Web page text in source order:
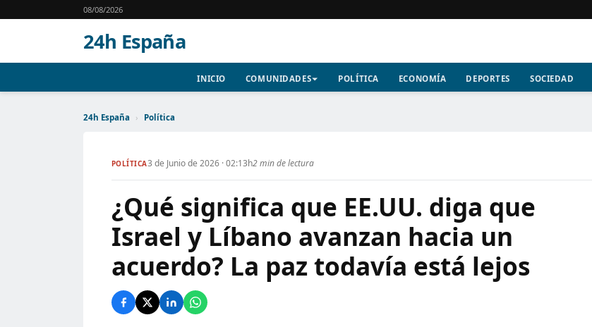
08/08/2026
24h España
INICIO COMUNIDADES POLÍTICA ECONOMÍA DEPORTES SOCIEDAD
24h España › Política
POLÍTICA3 de Junio de 2026 · 02:13h2 min de lectura
¿Qué significa que EE.UU. diga que
Israel y Líbano avanzan hacia un
acuerdo? La paz todavía está lejos